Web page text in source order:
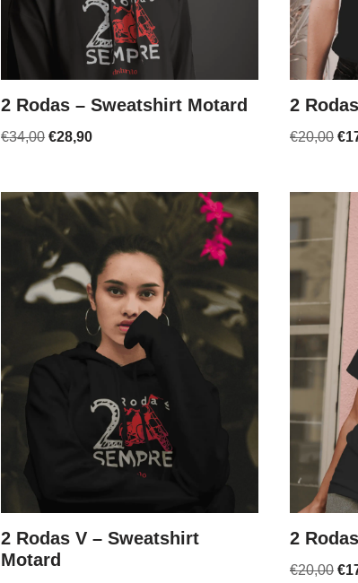
2 Rodas – Sweatshirt Motard
€34,00 €28,90
2
€20,00 €
2 Rodas V – Sweatshirt
Motard
2
€20,00 €